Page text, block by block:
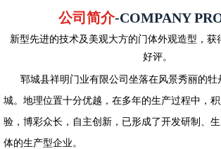
公司简介-COMPANY
新型先进的技术及美观大方的门体外观造型，获
好评。
郓城县祥明门业有限公司坐落在风景秀丽的牡
城。地理位置十分优越，在多年的生产过程中，
验，博彩众长，自主创新，已形成了开发研制、
体的生产型企业。